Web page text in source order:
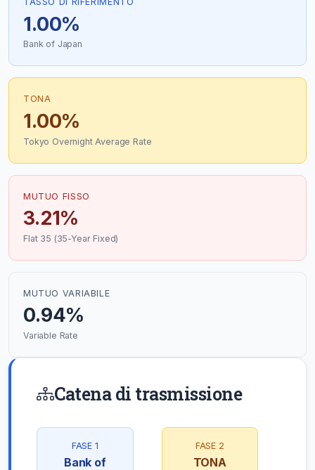
1.00%
Bank of Japan
TONA
1.00%
Tokyo Overnight Average Rate
MUTUO FISSO
3.21%
Flat 35 (35-Year Fixed)
MUTUO VARIABILE
0.94%
Variable Rate
Catena di trasmissione
FASE 1
Bank of
FASE 2
TONA